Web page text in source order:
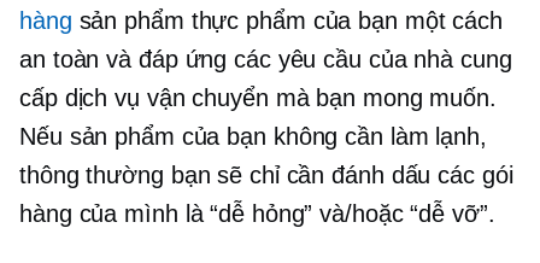
hàng sản phẩm thực phẩm của bạn một cách
an toàn và đáp ứng các yêu cầu của nhà cung
cấp dịch vụ vận chuyển mà bạn mong muốn.
Nếu sản phẩm của bạn không cần làm lạnh,
thông thường bạn sẽ chỉ cần đánh dấu các gói
hàng của mình là “dễ hỏng” và/hoặc “dễ vỡ”.